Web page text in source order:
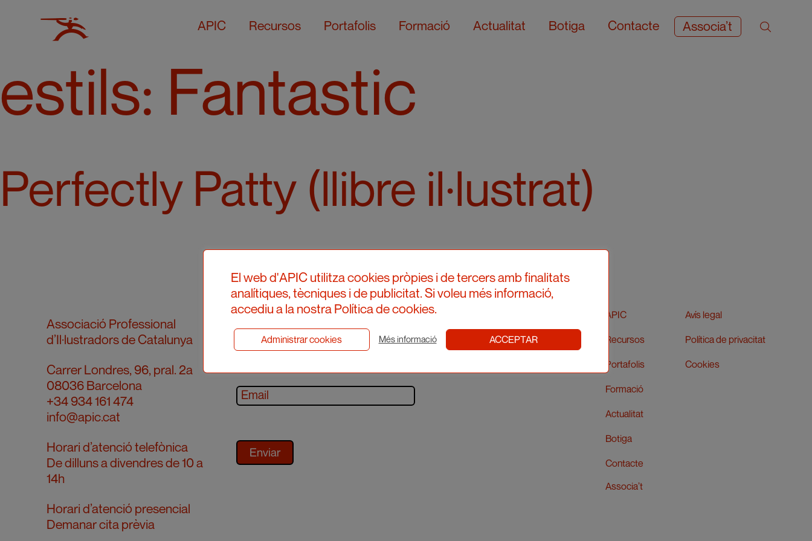
APIC Recursos Portafolis Formació Actualitat Botiga Contacte Associa’t
estils: Fantastic
Perfectly Patty (llibre il·lustrat)
Associació Professional
d’Il·lustradors de Catalunya
Carrer Londres, 96, pral. 2a
08036 Barcelona
+34 934 161 474
info@apic.cat
Horari d’atenció telefònica
De dilluns a divendres de 10 a
14h
Horari d’atenció presencial
Demanar cita prèvia
APIC
Recursos
Portafolis
Formació
Actualitat
Botiga
Contacte
Associa’t
Avís legal
Política de privacitat
Cookies
El web d'APIC utilitza cookies pròpies i de tercers amb finalitats
analítiques, tècniques i de publicitat. Si voleu més informació,
accediu a la nostra Política de cookies.
Administrar cookies Més informació ACCEPTAR